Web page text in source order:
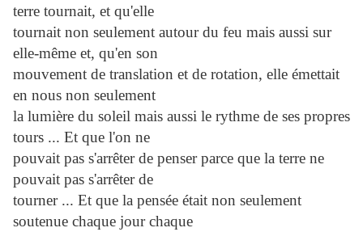
terre tournait, et qu'elle
tournait non seulement autour du feu mais aussi sur
elle-même et, qu'en son
mouvement de translation et de rotation, elle émettait
en nous non seulement
la lumière du soleil mais aussi le rythme de ses propres
tours ... Et que l'on ne
pouvait pas s'arrêter de penser parce que la terre ne
pouvait pas s'arrêter de
tourner ... Et que la pensée était non seulement
soutenue chaque jour chaque